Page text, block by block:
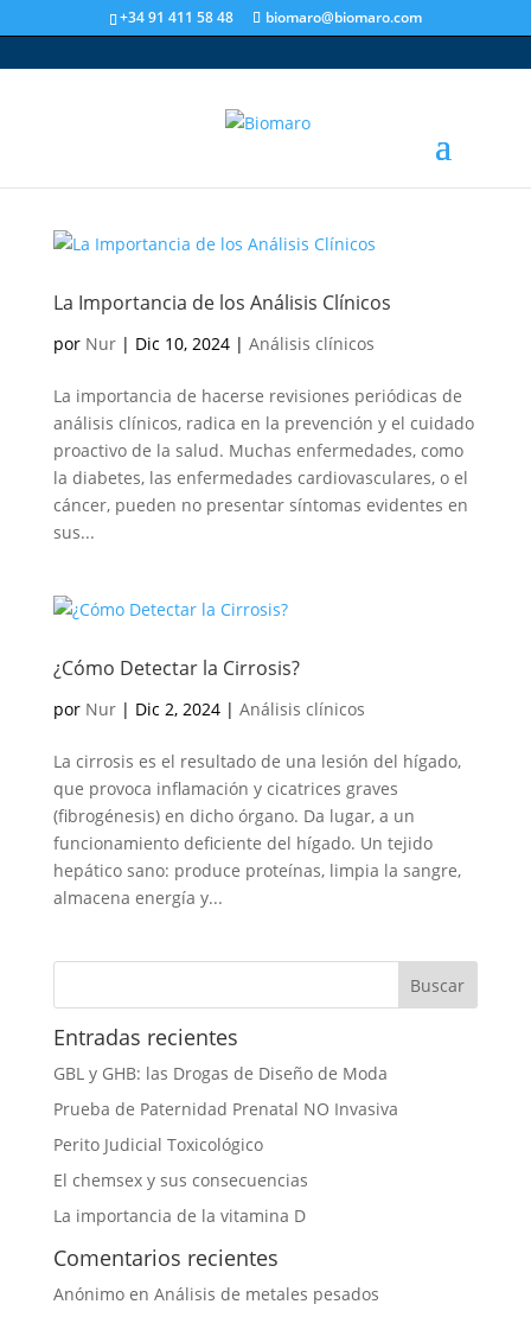
+34 91 411 58 48 biomaro@biomaro.com
La Importancia de los Análisis Clínicos
por Nur| Dic 10, 2024| Análisis clínicos
La importancia de hacerse revisiones periódicas de
análisis clínicos, radica en la prevención y el cuidado
proactivo de la salud. Muchas enfermedades, como
la diabetes, las enfermedades cardiovasculares, o el
cáncer, pueden no presentar síntomas evidentes en
sus...
¿Cómo Detectar la Cirrosis?
por Nur| Dic 2, 2024| Análisis clínicos
La cirrosis es el resultado de una lesión del hígado,
que provoca inflamación y cicatrices graves
(fibrogénesis) en dicho órgano. Da lugar, a un
funcionamiento deficiente del hígado. Un tejido
hepático sano: produce proteínas, limpia la sangre,
almacena energía y...
Entradas recientes
GBL y GHB: las Drogas de Diseño de Moda
Prueba de Paternidad Prenatal NO Invasiva
Perito Judicial Toxicológico
El chemsex y sus consecuencias
La importancia de la vitamina D
Comentarios recientes
Anónimoen Análisis de metales pesados